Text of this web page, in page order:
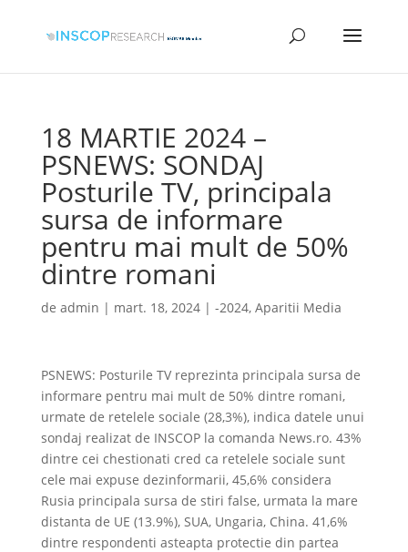
18 MARTIE 2024 –
PSNEWS: SONDAJ
Posturile TV, principala
sursa de informare
pentru mai mult de 50%
dintre romani
de admin | mart. 18, 2024| -2024, Aparitii Media
PSNEWS: Posturile TV reprezinta principala sursa de
informare pentru mai mult de 50% dintre romani,
urmate de retelele sociale (28,3%), indica datele unui
sondaj realizat de INSCOP la comanda News.ro. 43%
dintre cei chestionati cred ca retelele sociale sunt
cele mai expuse dezinformarii, 45,6% considera
Rusia principala sursa de stiri false, urmata la mare
distanta de UE (13.9%), SUA, Ungaria, China. 41,6%
dintre respondenti asteapta protectie din partea